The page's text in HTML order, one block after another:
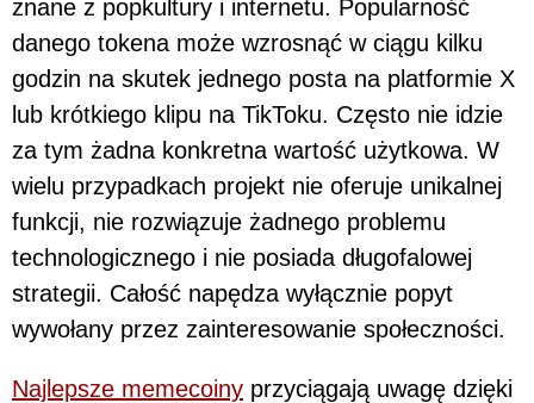
znane z popkultury i internetu. Popularność
danego tokena może wzrosnąć w ciągu kilku
godzin na skutek jednego posta na platformie X
lub krótkiego klipu na TikToku. Często nie idzie
za tym żadna konkretna wartość użytkowa. W
wielu przypadkach projekt nie oferuje unikalnej
funkcji, nie rozwiązuje żadnego problemu
technologicznego i nie posiada długofalowej
strategii. Całość napędza wyłącznie popyt
wywołany przez zainteresowanie społeczności.
Najlepsze memecoiny przyciągają uwagę dzięki